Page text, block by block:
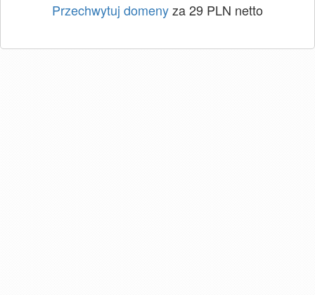
Przechwytuj domenyza 29 PLN netto